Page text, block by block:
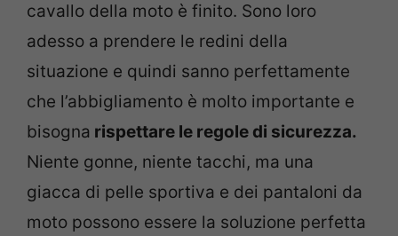
cavallo della moto è finito. Sono loro
adesso a prendere le redini della
situazione e quindi sanno perfettamente
che l’abbigliamento è molto importante e
bisogna rispettare le regole di sicurezza.
Niente gonne, niente tacchi, ma una
giacca di pelle sportiva e dei pantaloni da
moto possono essere la soluzione perfetta